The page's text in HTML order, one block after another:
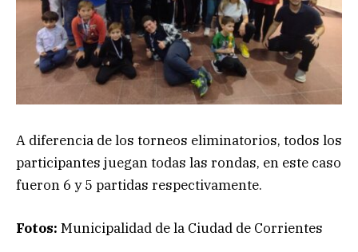
A diferencia de los torneos eliminatorios, todos los
participantes juegan todas las rondas, en este caso
fueron 6 y 5 partidas respectivamente.
Fotos: Municipalidad de la Ciudad de Corrientes